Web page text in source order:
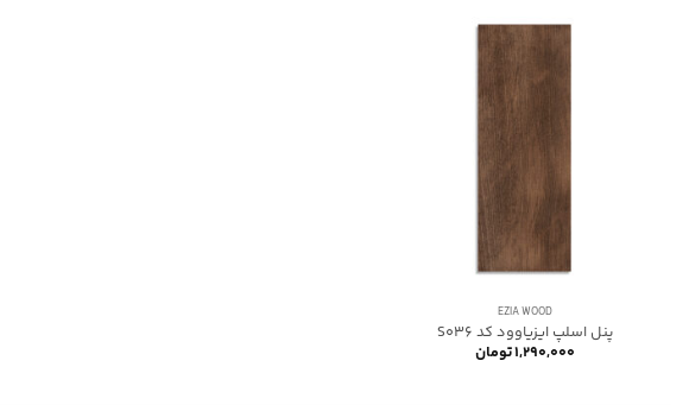
EZIA WOOD
پنل اسلپ ایزیاوود کد S036
۱,۲۹۰,۰۰۰تومان